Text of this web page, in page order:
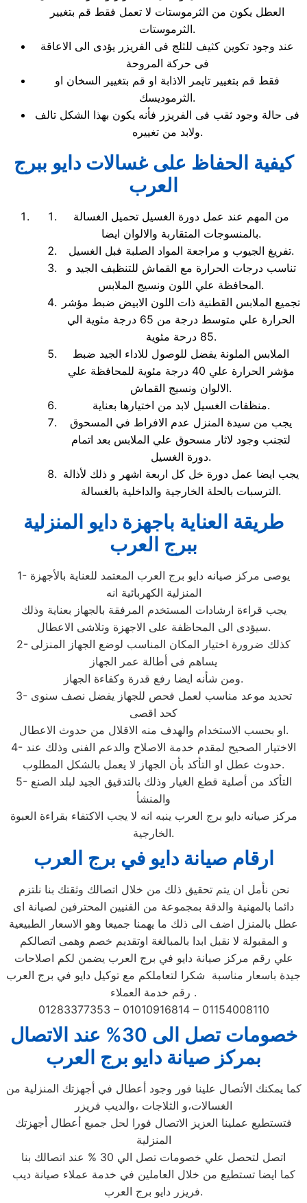
العطل يكون من الثرموستات لا تعمل فقط قم بتغيير
الثرموستات.
عند وجود تكوين كثيف للثلج فى الفريزر يؤدى الى الاعاقة
فى حركة المروحة
فقط قم بتغيير تايمر الاذابة او قم بتغيير السخان او
الثرموديسك.
فى حالة وجود ثقب فى الفريزر فأنه يكون بهذا الشكل تالف
ولابد من تغييره.
كيفية الحفاظ على غسالات دايو ببرج
العرب
من المهم عند عمل دورة الغسيل تحميل الغسالة
بالمنسوجات المتقاربة والالوان ايضا.
تفريغ الجيوب و مراجعة المواد الصلبة فبل الغسيل.
تناسب درجات الحرارة مع القماش للتنظيف الجيد و
المحافظة علي اللون ونسيج الملابس.
تجميع الملابس القطنية ذات اللون الابيض ضبط مؤشر
الحرارة علي متوسط درجة من 65 درجة مئوية الي
85 درحة مئوية.
الملابس الملونة يفضل للوصول للاداء الجيد ضبط
مؤشر الحرارة علي 40 درجة مئوية للمحافظة علي
الالوان ونسيج القماش.
منظفات الغسيل لابد من اختيارها بعناية.
يجب من سيدة المنزل عدم الافراط في المسحوق
لتجنب وجود لاثار مسحوق علي الملابس بعد اتمام
دورة الغسيل.
يجب ايضا عمل دورة خل كل اربعة اشهر و ذلك لأذالة
الترسبات بالحلة الخارجية والداخلية بالغسالة.
طريقة العناية باجهزة دايو المنزلية
ببرج العرب
1- يوصى مركز صيانه دايو برج العرب المعتمد للعناية بالأجهزة
المنزلية الكهربائية انه
يجب قراءة ارشادات المستخدم المرفقة بالجهاز بعناية وذلك
سيؤدى الى المحاظفة على الاجهزة وتلاشى الاعطال.
2- كذلك ضرورة اختيار المكان المناسب لوضع الجهاز المنزلى
يساهم فى أطالة عمر الجهاز
ومن شأنه ايضا رفع قدرة وكفاءة الجهاز.
3- تحديد موعد مناسب لعمل فحص للجهاز يفضل نصف سنوى
كحد اقصى
او بحسب الاستخدام والهدف منه الاقلال من حدوث الاعطال.
4- الاختيار الصحيح لمقدم خدمة الاصلاح والدعم الفنى وذلك عند
حدوث عطل او التأكد بأن الجهاز لا يعمل بالشكل المطلوب.
5- التأكد من أصلية قطع الغيار وذلك بالتدقيق الجيد لبلد الصنع
والمنشأ
مركز صيانه دايو برج العرب ينبه انه لا يجب الاكتفاء بقراءة العبوة
الخارجية.
ارقام صيانة دايو في برج العرب
نحن نأمل ان يتم تحقيق ذلك من خلال اتصالك وثقتك بنا نلتزم
دائما بالمهنية والدقة بمجموعة من الفنيين المحترفين لصيانة اى
عطل بالمنزل اضف الى ذلك ما يهمنا جميعا وهو الاسعار الطبيعية
و المقبولة لا نقبل ابدا بالمبالغة اوتقديم خصم وهمى اتصالكم
علي رقم مركز صيانة دايو في برج العرب يضمن لكم اصلاحات
جيدة باسعار مناسبة شكرا لتعاملكم مع توكيل دايو في برج العرب
رقم خدمة العملاء .
01283377353 – 01010916814 – 01154008110
خصومات تصل الى 30% عند الاتصال
بمركز صيانة دايو برج العرب
كما يمكنك الأتصال علينا فور وجود أعطال في أجهزتك المنزلية من
الغسالات،و الثلاجات ،والديب فريزر
فتستطيع عملينا العزيز الاتصال فورا لحل جميع أعطال أجهزتك
المنزلية
اتصل لتحصل علي خصومات تصل الي 30 % عند اتصالك بنا
كما ايضا تستطيع من خلال العاملين في خدمة عملاء صيانة ديب
فريزر دايو برج العرب.